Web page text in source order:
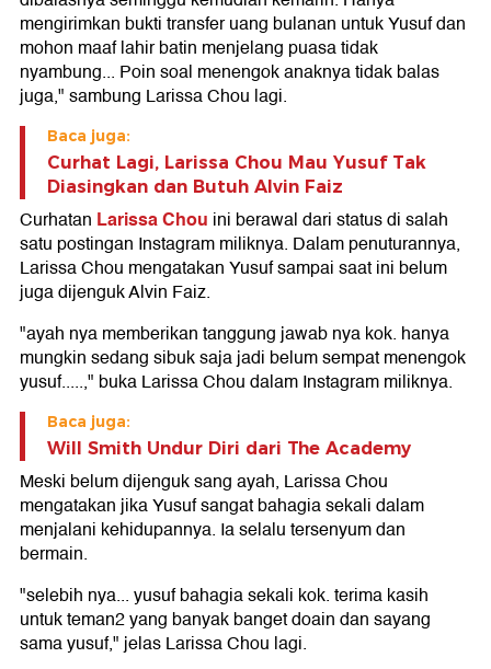
mengirimkan bukti transfer uang bulanan untuk Yusuf dan
mohon maaf lahir batin menjelang puasa tidak
nyambung... Poin soal menengok anaknya tidak balas
juga," sambung Larissa Chou lagi.
Baca juga:
Curhat Lagi, Larissa Chou Mau Yusuf Tak
Diasingkan dan Butuh Alvin Faiz
Curhatan Larissa Chou ini berawal dari status di salah
satu postingan Instagram miliknya. Dalam penuturannya,
Larissa Chou mengatakan Yusuf sampai saat ini belum
juga dijenguk Alvin Faiz.
"ayah nya memberikan tanggung jawab nya kok. hanya
mungkin sedang sibuk saja jadi belum sempat menengok
yusuf.....," buka Larissa Chou dalam Instagram miliknya.
Baca juga:
Will Smith Undur Diri dari The Academy
Meski belum dijenguk sang ayah, Larissa Chou
mengatakan jika Yusuf sangat bahagia sekali dalam
menjalani kehidupannya. Ia selalu tersenyum dan
bermain.
"selebih nya... yusuf bahagia sekali kok. terima kasih
untuk teman2 yang banyak banget doain dan sayang
sama yusuf," jelas Larissa Chou lagi.